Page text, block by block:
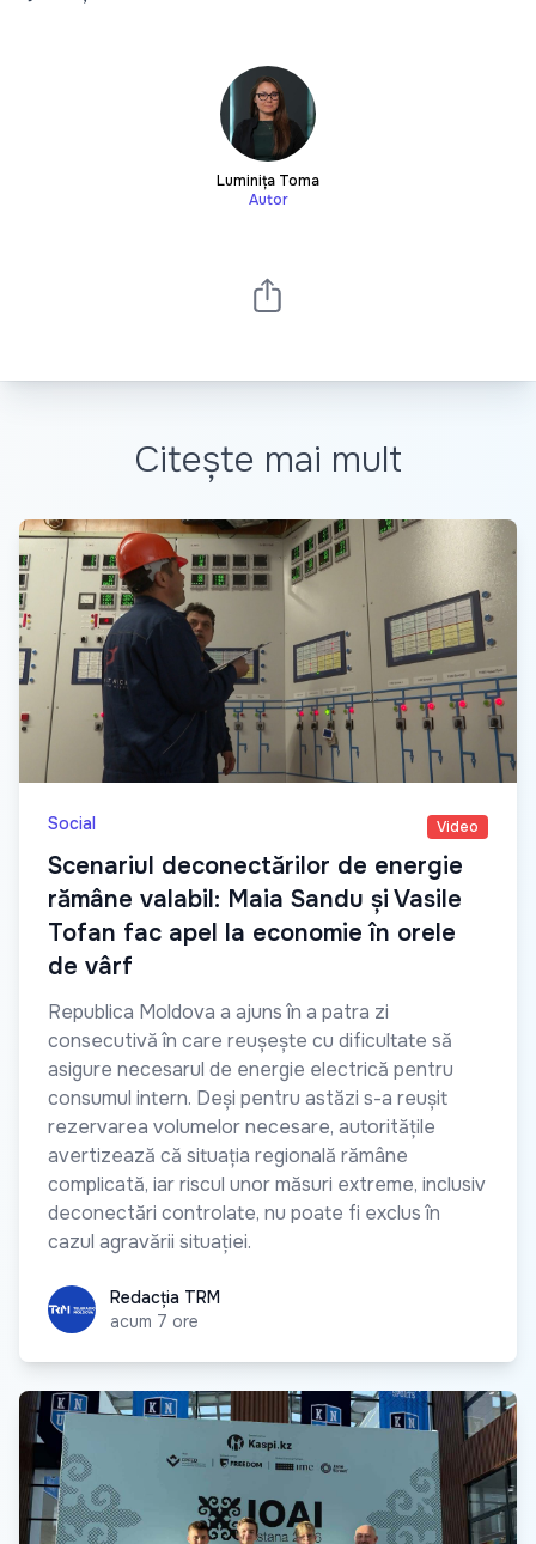
Luminița Toma
Autor
Citește mai mult
Social Video
Scenariul deconectărilor de energie
rămâne valabil: Maia Sandu și Vasile
Tofan fac apel la economie în orele
de vârf
Republica Moldova a ajuns în a patra zi
consecutivă în care reușește cu dificultate să
asigure necesarul de energie electrică pentru
consumul intern. Deși pentru astăzi s-a reușit
rezervarea volumelor necesare, autoritățile
avertizează că situația regională rămâne
complicată, iar riscul unor măsuri extreme, inclusiv
deconectări controlate, nu poate fi exclus în
cazul agravării situației.
Redacția TRM
Redacția TRM
acum 7 ore